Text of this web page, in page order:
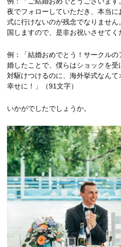
夜でフォローしていただき、本当
式に行けないのが残念でなりませ
国しますので、是非お祝いさせてく
例：「結婚おめでとう！サークル
婚したことで、僕らはショックを
対駆けつけるのに、海外挙式なん
幸せに！」（91文字）
いかがでしたでしょうか。